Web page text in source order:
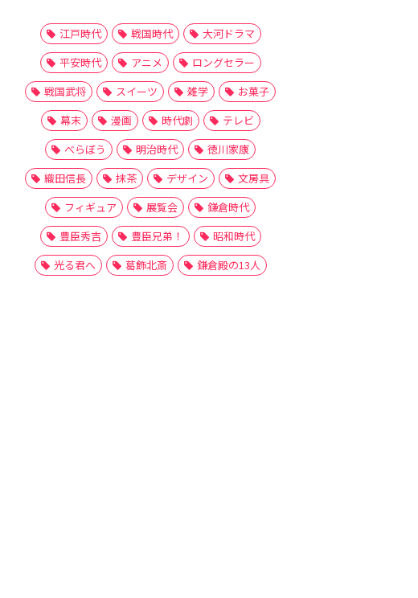
江戸時代 戦国時代
大河ドラマ
平安時代
アニメ
ロングセラー
戦国武将
スイーツ 雑学
お菓子
幕末
漫画 時代劇
テレビ
べらぼう
明治時代
徳川家康
織田信長
抹茶 デザイン
文房具
フィギュア
展覧会
鎌倉時代
豊臣秀吉
豊臣兄弟！
昭和時代
光る君へ
葛飾北斎 鎌倉殿の13人